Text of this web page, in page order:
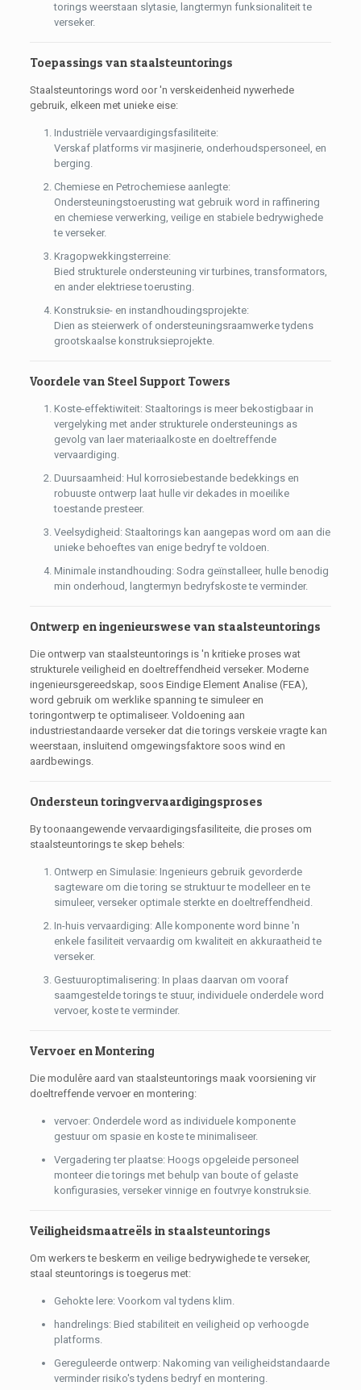
torings weerstaan ​​slytasie, langtermyn funksionaliteit te
verseker.
Toepassings van staalsteuntorings
Staalsteuntorings word oor 'n verskeidenheid nywerhede
gebruik, elkeen met unieke eise:
Industriële vervaardigingsfasiliteite:
Verskaf platforms vir masjinerie, onderhoudspersoneel, en
berging.
Chemiese en Petrochemiese aanlegte:
Ondersteuningstoerusting wat gebruik word in raffinering
en chemiese verwerking, veilige en stabiele bedrywighede
te verseker.
Kragopwekkingsterreine:
Bied strukturele ondersteuning vir turbines, transformators,
en ander elektriese toerusting.
Konstruksie- en instandhoudingsprojekte:
Dien as steierwerk of ondersteuningsraamwerke tydens
grootskaalse konstruksieprojekte.
Voordele van Steel Support Towers
Koste-effektiwiteit: Staaltorings is meer bekostigbaar in
vergelyking met ander strukturele ondersteunings as
gevolg van laer materiaalkoste en doeltreffende
vervaardiging.
Duursaamheid: Hul korrosiebestande bedekkings en
robuuste ontwerp laat hulle vir dekades in moeilike
toestande presteer.
Veelsydigheid: Staaltorings kan aangepas word om aan die
unieke behoeftes van enige bedryf te voldoen.
Minimale instandhouding: Sodra geïnstalleer, hulle benodig
min onderhoud, langtermyn bedryfskoste te verminder.
Ontwerp en ingenieurswese van staalsteuntorings
Die ontwerp van staalsteuntorings is 'n kritieke proses wat
strukturele veiligheid en doeltreffendheid verseker. Moderne
ingenieursgereedskap, soos Eindige Element Analise (FEA),
word gebruik om werklike spanning te simuleer en
toringontwerp te optimaliseer. Voldoening aan
industriestandaarde verseker dat die torings verskeie vragte kan
weerstaan, insluitend omgewingsfaktore soos wind en
aardbewings.
Ondersteun toringvervaardigingsproses
By toonaangewende vervaardigingsfasiliteite, die proses om
staalsteuntorings te skep behels:
Ontwerp en Simulasie: Ingenieurs gebruik gevorderde
sagteware om die toring se struktuur te modelleer en te
simuleer, verseker optimale sterkte en doeltreffendheid.
In-huis vervaardiging: Alle komponente word binne 'n
enkele fasiliteit vervaardig om kwaliteit en akkuraatheid te
verseker.
Gestuuroptimalisering: In plaas daarvan om vooraf
saamgestelde torings te stuur, individuele onderdele word
vervoer, koste te verminder.
Vervoer en Montering
Die modulêre aard van staalsteuntorings maak voorsiening vir
doeltreffende vervoer en montering:
vervoer: Onderdele word as individuele komponente
gestuur om spasie en koste te minimaliseer.
Vergadering ter plaatse: Hoogs opgeleide personeel
monteer die torings met behulp van boute of gelaste
konfigurasies, verseker vinnige en foutvrye konstruksie.
Veiligheidsmaatreëls in staalsteuntorings
Om werkers te beskerm en veilige bedrywighede te verseker,
staal steuntorings is toegerus met:
Gehokte lere: Voorkom val tydens klim.
handrelings: Bied stabiliteit en veiligheid op verhoogde
platforms.
Gereguleerde ontwerp: Nakoming van veiligheidstandaarde
verminder risiko's tydens bedryf en montering.